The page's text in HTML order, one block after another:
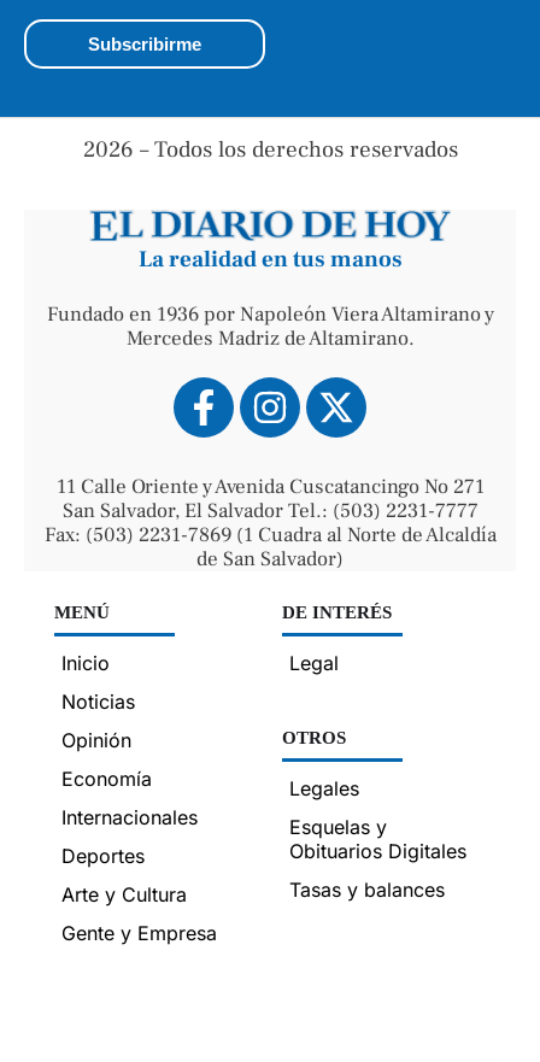
2026 – Todos los derechos reservados
La realidad en tus manos
Fundado en 1936 por Napoleón Viera Altamirano y
Mercedes Madriz de Altamirano.
11 Calle Oriente y Avenida Cuscatancingo No 271
San Salvador, El Salvador Tel.: (503) 2231-7777
Fax: (503) 2231-7869 (1 Cuadra al Norte de Alcaldía
de San Salvador)
MENÚ
Inicio
Noticias
Opinión
Economía
Internacionales
Deportes
Arte y Cultura
Gente y Empresa
DE INTERÉS
Legal
OTROS
Legales
Esquelas y
Obituarios Digitales
Tasas y balances